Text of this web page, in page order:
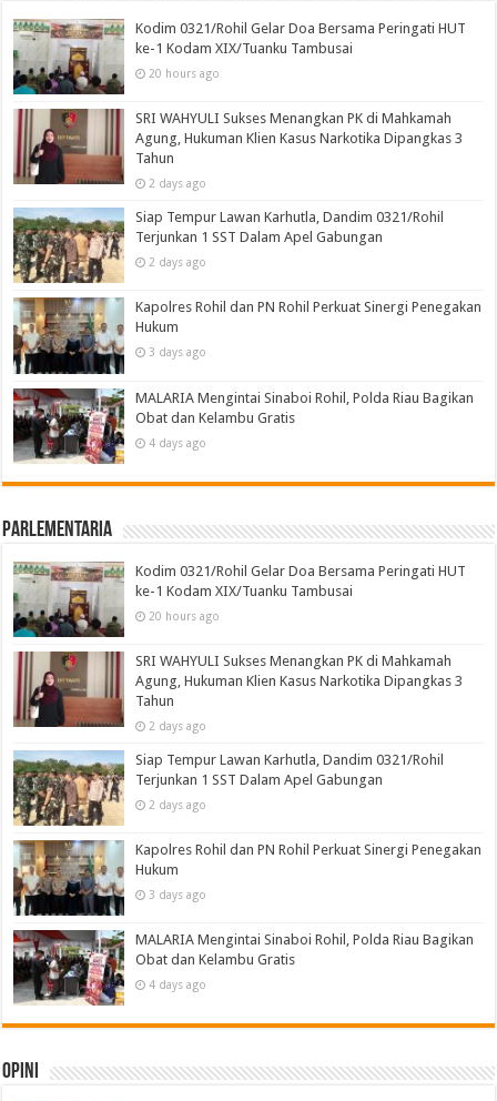
Kodim 0321/Rohil Gelar Doa Bersama Peringati HUT
ke-1 Kodam XIX/Tuanku Tambusai
20 hours ago
SRI WAHYULI Sukses Menangkan PK di Mahkamah
Agung, Hukuman Klien Kasus Narkotika Dipangkas 3
Tahun
2 days ago
Siap Tempur Lawan Karhutla, Dandim 0321/Rohil
Terjunkan 1 SST Dalam Apel Gabungan
2 days ago
Kapolres Rohil dan PN Rohil Perkuat Sinergi Penegakan
Hukum
3 days ago
MALARIA Mengintai Sinaboi Rohil, Polda Riau Bagikan
Obat dan Kelambu Gratis
4 days ago
Parlementaria
Kodim 0321/Rohil Gelar Doa Bersama Peringati HUT
ke-1 Kodam XIX/Tuanku Tambusai
20 hours ago
SRI WAHYULI Sukses Menangkan PK di Mahkamah
Agung, Hukuman Klien Kasus Narkotika Dipangkas 3
Tahun
2 days ago
Siap Tempur Lawan Karhutla, Dandim 0321/Rohil
Terjunkan 1 SST Dalam Apel Gabungan
2 days ago
Kapolres Rohil dan PN Rohil Perkuat Sinergi Penegakan
Hukum
3 days ago
MALARIA Mengintai Sinaboi Rohil, Polda Riau Bagikan
Obat dan Kelambu Gratis
4 days ago
Opini